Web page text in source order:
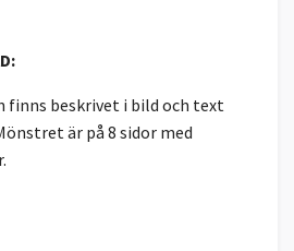
finns beskrivet i bild och text
är på 8 sidor med